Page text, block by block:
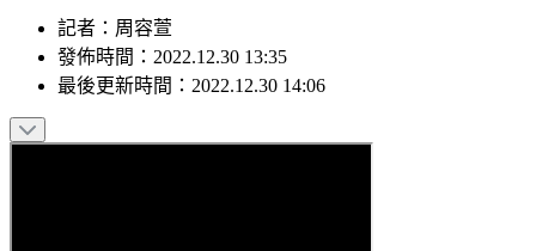
記者 ： 周容萱
發佈時間： 2022.12.30 13:35
最後更新時間： 2022.12.30 14:06